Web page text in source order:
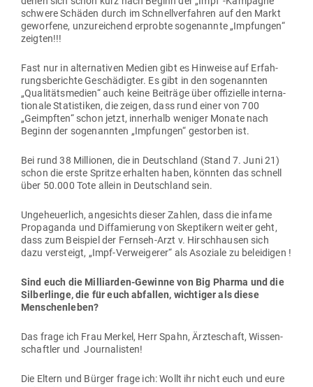
schwere Schäden durch im Schnell­ver­fahren auf den Markt
geworfene, unzu­rei­chend erprobte soge­nannte „Imp­fungen“
zeigten!!!
Fast nur in alter­na­tiven Medien gibt es Hin­weise auf Erfah­
rungs­be­richte Geschä­digter. Es gibt in den soge­nannten
„Qua­li­täts­medien“ auch keine Bei­träge über offi­zielle inter­na­
tionale Sta­tis­tiken, die zeigen, dass rund einer von 700
„Geimpften“ schon jetzt, innerhalb weniger Monate nach
Beginn der soge­nannten „Imp­fungen“ gestorben ist.
Bei rund 38 Mil­lionen, die in Deutschland (Stand 7. Juni 21)
schon die erste Spritze erhalten haben, könnten das schnell
über 50.000 Tote allein in Deutschland sein.
Unge­heu­erlich, ange­sichts dieser Zahlen, dass die infame
Pro­pa­ganda und Dif­fa­mierung von Skep­tikern weiter geht,
dass zum Bei­spiel der Fernseh-Arzt v. Hirsch­hausen sich
dazu ver­steigt, „Impf-Ver­wei­gerer“ als Aso­ziale zu beleidigen !
Sind euch die Mil­li­arden-Gewinne von Big Pharma und die
Sil­ber­linge, die für euch abfallen, wich­tiger als diese
Menschenleben?
Das frage ich Frau Merkel, Herr Spahn, Ärz­te­schaft, Wis­sen­
schaftler und Journalisten!
Die Eltern und Bürger frage ich: Wollt ihr nicht euch und eure